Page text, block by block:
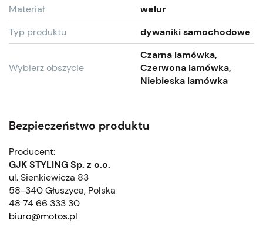
Materiał
welur
Typ produktu
dywaniki samochodowe
Wybierz obszycie
Czarna lamówka,
Czerwona lamówka,
Niebieska lamówka
Bezpieczeństwo produktu
Producent:
GJK STYLING Sp. z o.o.
ul. Sienkiewicza 83
58-340 Głuszyca, Polska
48 74 66 333 30
biuro@motos.pl